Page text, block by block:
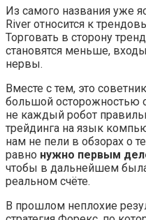
Из самого названия уже
River относится к
Торговать в сторону
становятся меньше,
нервы.
Вместе с тем, это
большой осторожностью
не каждый робот
трейдинга на язык
нам не пели в обзорах о
равно нужно первым
чтобы в дальнейшем
реальном счёте.
В прошлом неплохие